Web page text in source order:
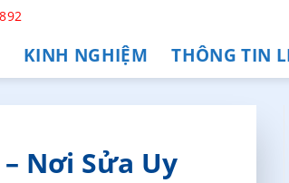
KINH NGHIỆM THÔNG TIN
Nơi Sửa Uy